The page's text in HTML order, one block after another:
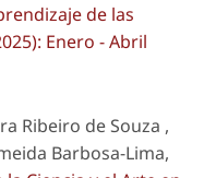
de las
Enero - Abril
Ribeiro de Souza ,
Barbosa-Lima,